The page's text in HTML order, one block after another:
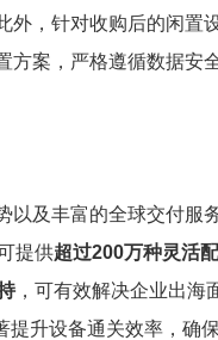
外，针对收购后的闲置
方案，严格遵循数据
以及丰富的全球交付
提供超过200万种灵活
，可有效解决企业出海
提升设备通关效率，确